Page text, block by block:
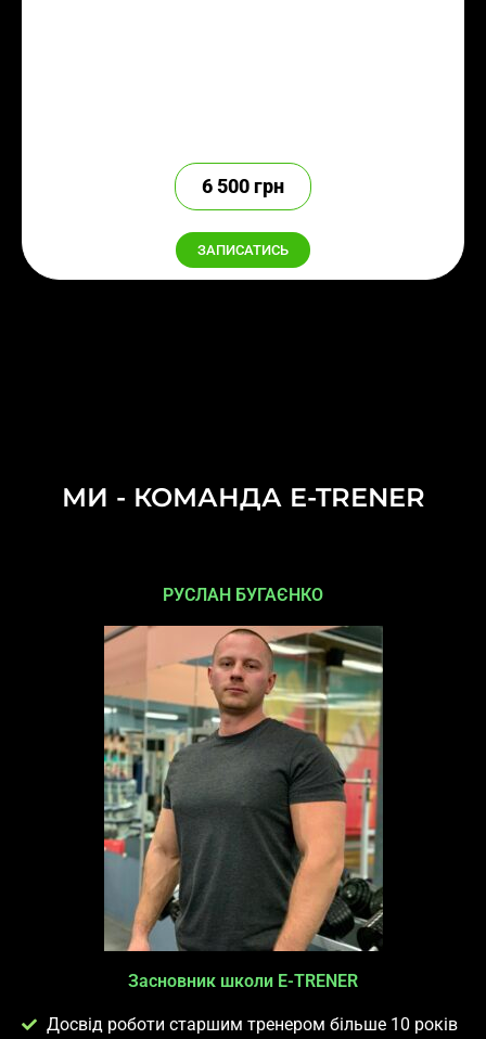
6 500 грн
ЗАПИСАТИСЬ
МИ - КОМАНДА E-TRENER
РУСЛАН БУГАЄНКО
Засновник школи E-TRENER
Досвід роботи старшим тренером більше 10 років